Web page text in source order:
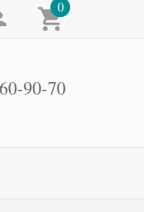
0
90-70